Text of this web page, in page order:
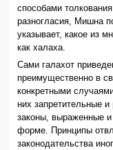
способами
разногласия, Мишна
указывает, какое из
как халаха.
Сами галахот
преимущественно в
конкретными
них запретительные
законы, выраженные
форме. Принципы
законодательства